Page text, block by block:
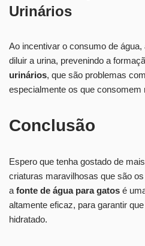
Urinários
Ao incentivar o consumo de
diluir a urina, prevenindo a
urinários, que são problemas
especialmente os que consomem
Conclusão
Espero que tenha gostado de
criaturas maravilhosas que são
a fonte de água para gatos é
altamente eficaz, para garantir
hidratado.